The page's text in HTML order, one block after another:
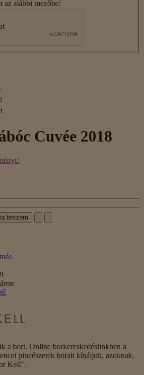
az alábbi mezőbe!
Cuvée 2018
teszem
a bort. Online borkereskedésünkben a
pincészetek borait kínáljuk, azoknak,
Kell".